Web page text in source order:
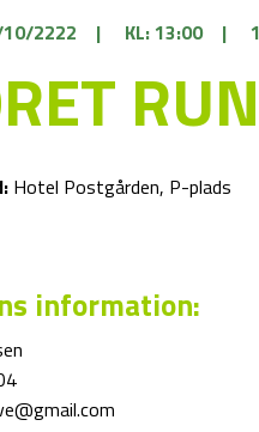
10/2222 | KL: 13:00 |
Hotel Postgården, P-plads
information: